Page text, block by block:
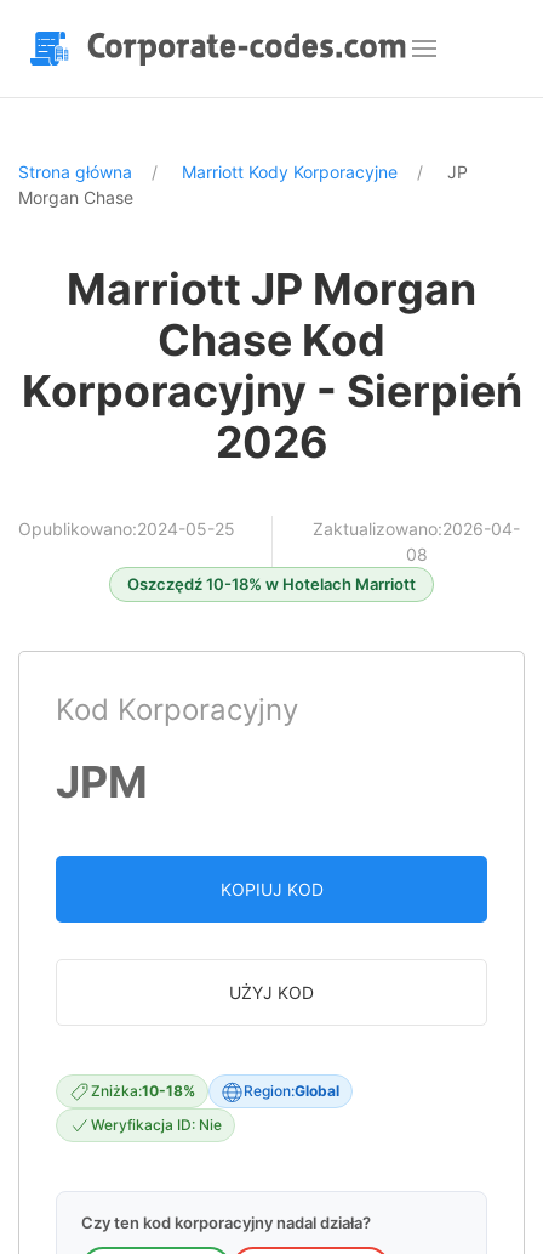
Strona główna Marriott Kody Korporacyjne
JP
Morgan Chase
Marriott JP Morgan
Chase Kod
Korporacyjny - Sierpień
2026
Opublikowano:2024-05-25
Zaktualizowano:2026-04-
08
Oszczędź 10-18% w Hotelach Marriott
Kod Korporacyjny
JPM
KOPIUJ KOD
UŻYJ KOD
Zniżka:10-18% Region:Global
Weryfikacja ID: Nie
Czy ten kod korporacyjny nadal działa?